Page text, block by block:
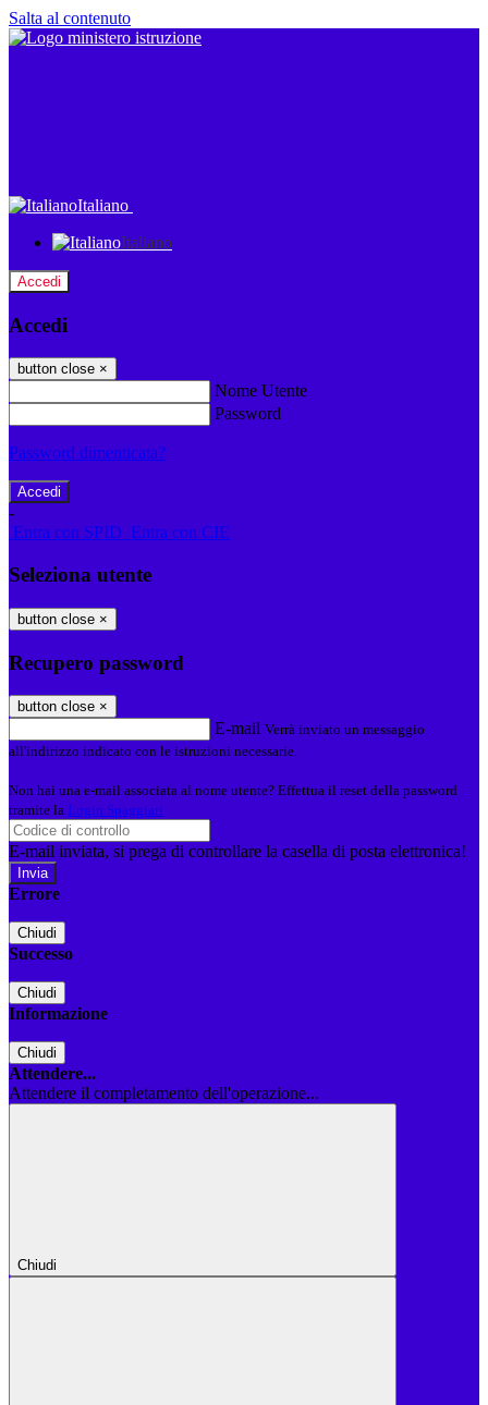
Salta al contenuto
Italiano
Italiano
Accedi
Accedi
button close ×
Nome Utente
Password
Password dimenticata?
-
Entra con SPID Entra con CIE
Seleziona utente
button close ×
Recupero password
button close ×
E-mail Verrà inviato un messaggio
all'indirizzo indicato con le istruzioni necessarie.
Non hai una e-mail associata al nome utente? Effettua il reset della password
tramite la Login Spaggiari
E-mail inviata, si prega di controllare la casella di posta elettronica!
Errore
Chiudi
Successo
Chiudi
Informazione
Chiudi
Attendere...
Attendere il completamento dell'operazione...
Chiudi